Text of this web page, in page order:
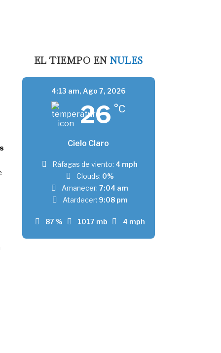
EL TIEMPO EN NULES
4:13 am, Ago 7, 2026
26 °C
Cielo Claro
87 % 1017 mb 4 mph
Ráfagas de viento: 4 mph
Clouds: 0%
Amanecer: 7:04 am
Atardecer: 9:08 pm